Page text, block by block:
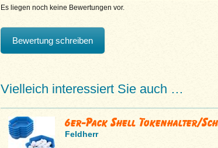
Es liegen noch keine Bewertungen vor.
Bewertung schreiben
Vielleich interessiert Sie auch …
6er-Pack Shell Tokenhalter/
Feldherr